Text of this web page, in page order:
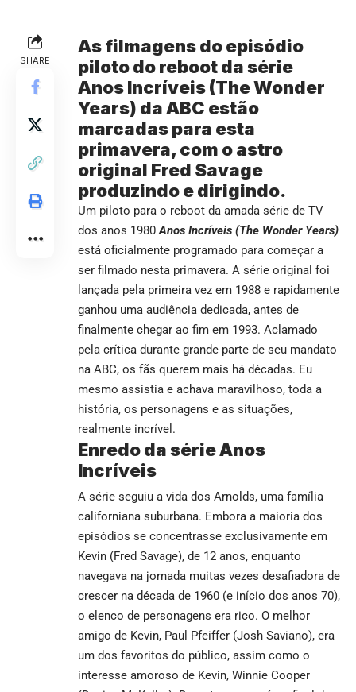
SHARE
As filmagens do episódio
piloto do reboot da série
Anos Incríveis (The Wonder
Years) da ABC estão
marcadas para esta
primavera, com o astro
original Fred Savage
produzindo e dirigindo.
Um piloto para o reboot da amada série de TV
dos anos 1980Anos Incríveis (The Wonder Years)
está oficialmente programado para começar a
ser filmado nesta primavera. A série original foi
lançada pela primeira vez em 1988 e rapidamente
ganhou uma audiência dedicada, antes de
finalmente chegar ao fim em 1993. Aclamado
pela crítica durante grande parte de seu mandato
na ABC, os fãs querem mais há décadas. Eu
mesmo assistia e achava maravilhoso, toda a
história, os personagens e as situações,
realmente incrível.
Enredo da série Anos
Incríveis
A série seguiu a vida dos Arnolds, uma família
californiana suburbana. Embora a maioria dos
episódios se concentrasse exclusivamente em
Kevin (Fred Savage), de 12 anos, enquanto
navegava na jornada muitas vezes desafiadora de
crescer na década de 1960 (e início dos anos 70),
o elenco de personagens era rico. O melhor
amigo de Kevin, Paul Pfeiffer (Josh Saviano), era
um dos favoritos do público, assim como o
interesse amoroso de Kevin, Winnie Cooper